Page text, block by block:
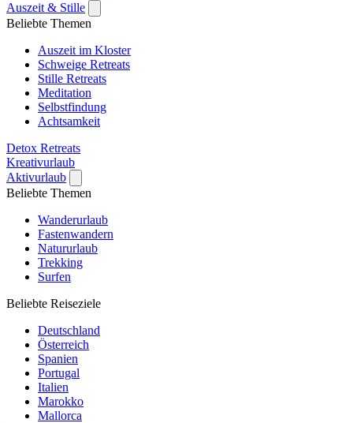
Auszeit & Stille
Beliebte Themen
Auszeit im Kloster
Schweige Retreats
Stille Retreats
Meditation
Selbstfindung
Achtsamkeit
Detox Retreats
Kreativurlaub
Aktivurlaub
Beliebte Themen
Wanderurlaub
Fastenwandern
Natururlaub
Trekking
Surfen
Beliebte Reiseziele
Deutschland
Österreich
Spanien
Portugal
Italien
Marokko
Mallorca